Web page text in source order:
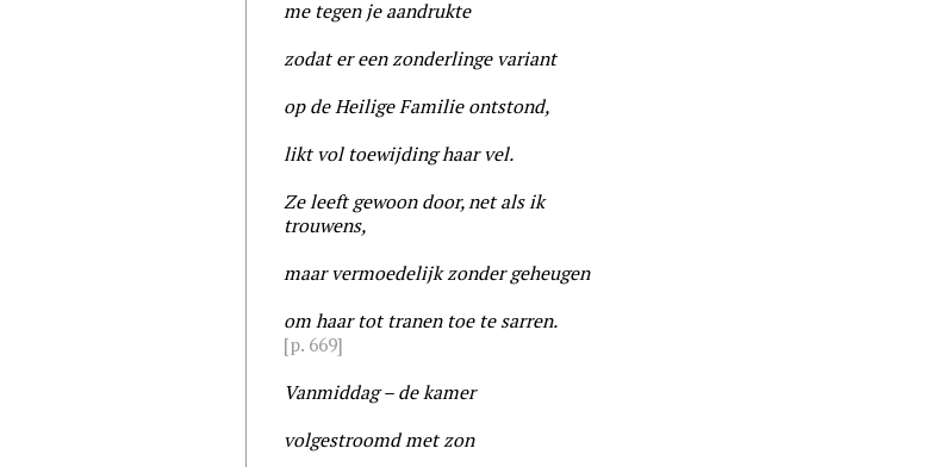
me tegen je aandrukte
zodat er een zonderlinge variant
op de Heilige Familie ontstond,
likt vol toewijding haar vel.
Ze leeft gewoon door, net als ik
trouwens,
maar vermoedelijk zonder geheugen
om haar tot tranen toe te sarren.
[p. 669]
Vanmiddag – de kamer
volgestroomd met zon